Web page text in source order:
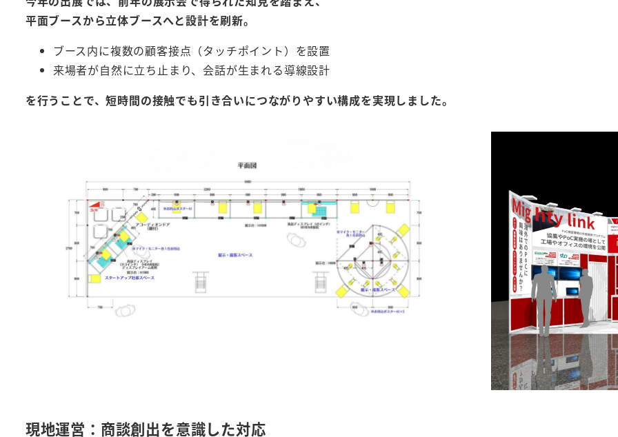
平面ブースから立体ブースへと設計を刷新。
ブース内に複数の顧客接点（タッチポイント）を設置
来場者が自然に立ち止まり、会話が生まれる導線設計
を行うことで、短時間の接触でも引き合いにつながりやすい構成を実現しました。
現地運営：商談創出を意識した対応